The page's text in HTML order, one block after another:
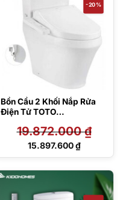
-20%
Bồn Cầu 2 Khối Nắp Rửa
Điện Tử TOTO
19.872.000₫
Giá
19.872.000 ₫.
15.897.600₫
Giá
15.897.600 ₫.